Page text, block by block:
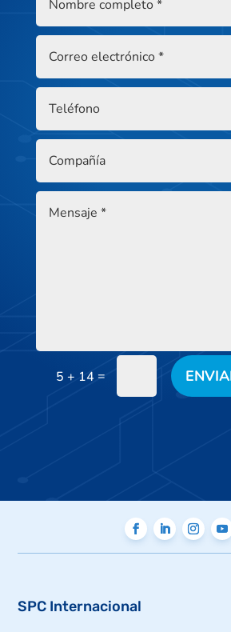
5 + 14 =
Alternative:
SPC Internacional